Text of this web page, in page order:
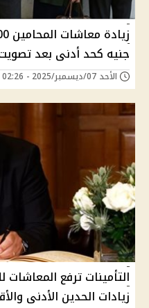
جنيه كحد أدنى بعد
الأحد 07/ديسمبر/2025 - 02:26 م
التأمينات ترفع
زيادات الحدين الأدنى